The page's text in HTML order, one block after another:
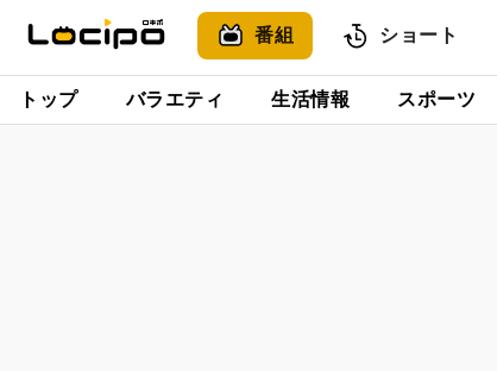
番組 ショート
トップ バラエティ 生活情報 スポーツ